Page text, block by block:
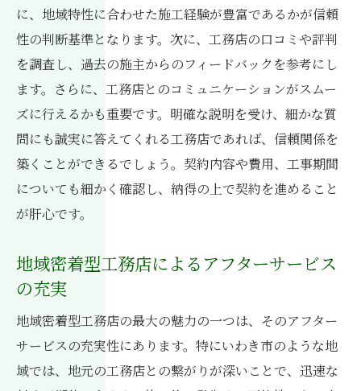
いわき市特有の気候に適応した家づくりのポイ
ント
気候に強い構造と設計の工夫
いわき市の気候を活かした素材選び
地域特性を考慮した省エネ住宅の実現
季節に応じた快適な住環境の作り方
工務店の専門知識で叶える長寿命住宅
自然災害に強い家づくりの具体策
工務店選びで失敗しないための質問事項
過去の施工事例から見る工務店の実力
工務店の評判を確認する方法
工務店選びの口コミ活用法
に、地域特性に合わせた施工経験が豊富であるかが信頼
性の判断基準となります。次に、工務店の口コミや評判
を調査し、過去の施主からのフィードバックを参考にし
ます。さらに、工務店とのコミュニケーションがスムー
ズに行えるかも重要です。明確な説明を受け、細かな質
問にも誠実に答えてくれる工務店であれば、信頼関係を
築くことができるでしょう。契約内容や費用、工事期間
についても細かく確認し、納得の上で契約を進めること
が肝心です。
地域密着型工務店によるアフターサービス
の充実
地域密着型工務店の最大の魅力の一つは、そのアフター
サービスの充実性にあります。特にいわき市のような地
域では、地元の工務店との繋がりが深いことで、迅速な